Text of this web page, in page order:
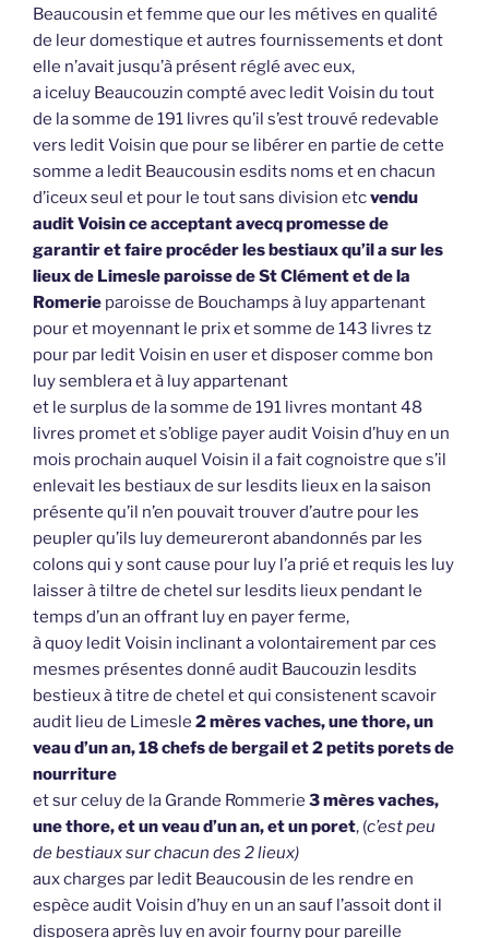
Beaucousin et femme que our les métives en qualité
de leur domestique et autres fournissements et dont
elle n’avait jusqu’à présent réglé avec eux,
a iceluy Beaucouzin compté avec ledit Voisin du tout
de la somme de 191 livres qu’il s’est trouvé redevable
vers ledit Voisin que pour se libérer en partie de cette
somme a ledit Beaucousin esdits noms et en chacun
d’iceux seul et pour le tout sans division etcvendu
audit Voisin ce acceptant avecq promesse de
garantir et faire procéder les bestiaux qu’il a sur les
lieux de Limesle paroisse de St Clément et de la
Romerie paroisse de Bouchamps à luy appartenant
pour et moyennant le prix et somme de 143 livres tz
pour par ledit Voisin en user et disposer comme bon
luy semblera et à luy appartenant
et le surplus de la somme de 191 livres montant 48
livres promet et s’oblige payer audit Voisin d’huy en un
mois prochain auquel Voisin il a fait cognoistre que s’il
enlevait les bestiaux de sur lesdits lieux en la saison
présente qu’il n’en pouvait trouver d’autre pour les
peupler qu’ils luy demeureront abandonnés par les
colons qui y sont cause pour luy l’a prié et requis les luy
laisser à tiltre de chetel sur lesdits lieux pendant le
temps d’un an offrant luy en payer ferme,
à quoy ledit Voisin inclinant a volontairement par ces
mesmes présentes donné audit Baucouzin lesdits
bestieux à titre de chetel et qui consistenent scavoir
audit lieu de Limesle 2 mères vaches, une thore, un
veau d’un an, 18 chefs de bergail et 2 petits porets de
nourriture
et sur celuy de la Grande Rommerie 3 mères vaches,
une thore, et un veau d’un an, et un poret, (c’est peu
de bestiaux sur chacun des 2 lieux)
aux charges par ledit Beaucousin de les rendre en
espèce audit Voisin d’huy en un an sauf l’assoit dont il
disposera après luy en avoir fourny pour pareille